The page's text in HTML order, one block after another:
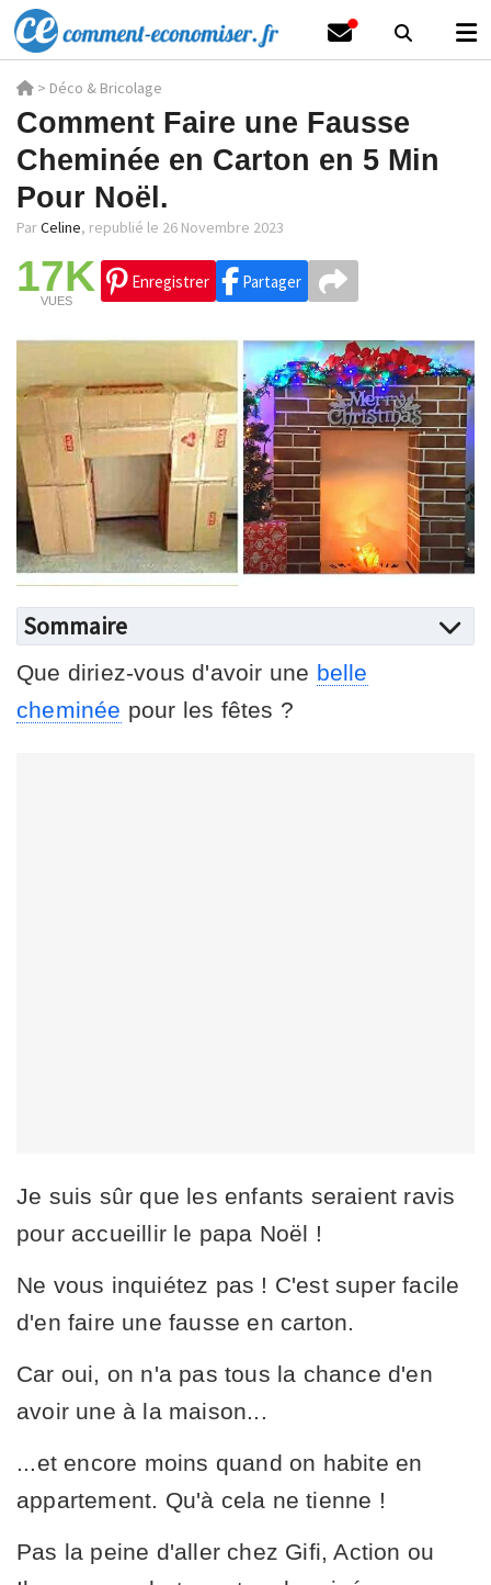
> Déco & Bricolage
Comment Faire une Fausse
Cheminée en Carton en 5 Min
Pour Noël.
ParCeline, republié le 26 Novembre 2023
17K
VUES
Enregistrer Partager
Sommaire
Que diriez-vous d'avoir une belle
cheminée pour les fêtes ?
Je suis sûr que les enfants seraient ravis
pour accueillir le papa Noël !
Ne vous inquiétez pas ! C'est super facile
d'en faire une fausse en carton.
Car oui, on n'a pas tous la chance d'en
avoir une à la maison...
...et encore moins quand on habite en
appartement. Qu'à cela ne tienne !
Pas la peine d'aller chez Gifi, Action ou